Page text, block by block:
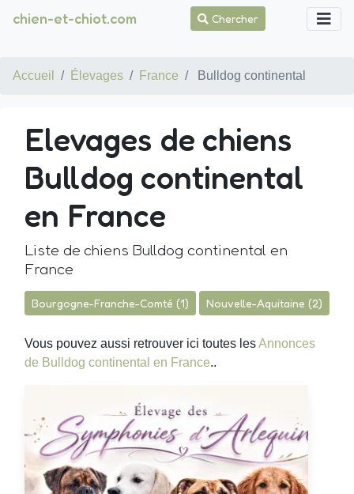
chien-et-chiot.com Chercher
Accueil Élevages France Bulldog continental
Elevages de chiens
Bulldog continental
en France
Liste de chiens Bulldog continental en
France
Bourgogne-Franche-Comté (1) Nouvelle-Aquitaine (2)
Vous pouvez aussi retrouver ici toutes lesAnnonces
de Bulldog continental en France..